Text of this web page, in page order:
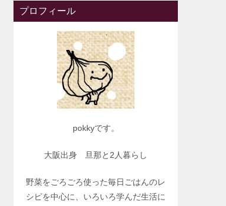
プロフィール
pokkyです。
大阪出身 旦那と2人暮らし
野菜をごろごろ使った毎日ごはんのレ
シピを中心に、いろいろ学んだ生活に